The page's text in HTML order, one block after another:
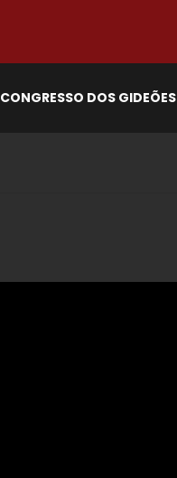
CONGRESSO DOS GIDEÕES